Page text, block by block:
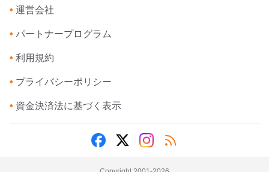
• 運営会社
• パートナープログラム
• 利用規約
• プライバシーポリシー
• 資金決済法に基づく表示